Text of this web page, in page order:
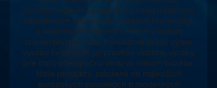
vysokoškolským vzdelaním v oblasti čistiarní
odpadových vôd a vodárenských technológií
a neustálym zdokonaľovaním v oblasti
starostlivosti o vodu. Ponúkame široký výber
vysoko kvalitných prípravkov vlastnej výroby
pre čistú a bezpečnú vodu vo vašom bazéne.
Naše produkty, založené na najlepších
európskych surovinách a moderných